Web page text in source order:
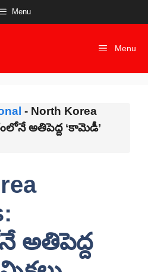
Menu
Menu
- North Korea
అతిపెద్ద ‘కామెడీ’
అతిపెద్ద